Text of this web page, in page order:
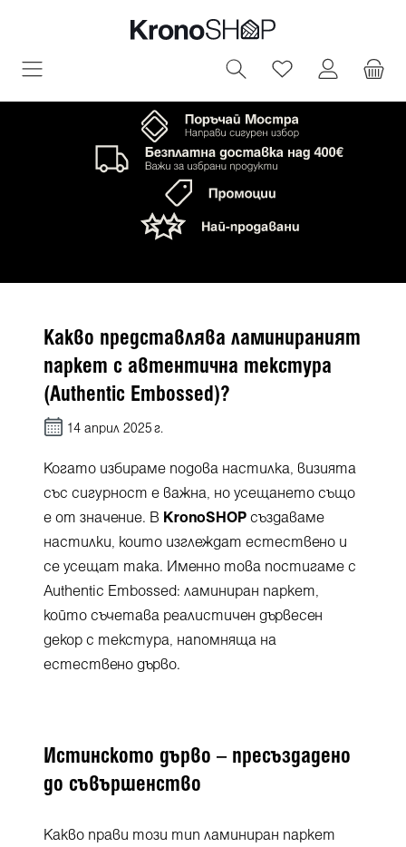
съдържание
Имате 0
Какво представлява ламинираният
паркет с автентична текстура
(Authentic Embossed)?
14 април 2025 г.
Когато избираме подова настилка, визията
със сигурност е важна, но усещането също
e от значение. В KronoSHOP създаваме
настилки, които изглеждат естествено и
се усещат така. Именно това постигаме с
Authentic Embossed: ламиниран паркет,
който съчетава реалистичен дървесен
декор с текстура, напомняща на
естествено дърво.
Истинското дърво – пресъздадено
до съвършенство
Какво прави този тип ламиниран паркет